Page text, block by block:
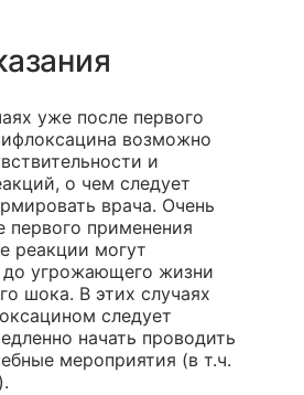
уже после первого
возможно
и
о чем следует
врача. Очень
первого применения
реакции могут
до угрожающего жизни
шока. В этих случаях
следует
начать проводить
мероприятия (в т.ч.